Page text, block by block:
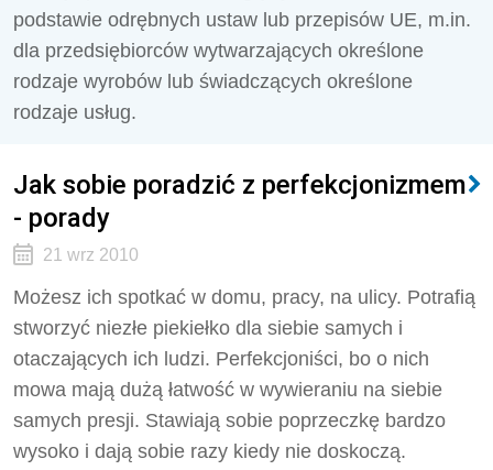
podstawie odrębnych ustaw lub przepisów UE, m.in.
dla przedsiębiorców wytwarzających określone
rodzaje wyrobów lub świadczących określone
rodzaje usług.
Jak sobie poradzić z perfekcjonizmem
- porady
21 wrz 2010
Możesz ich spotkać w domu, pracy, na ulicy. Potrafią
stworzyć niezłe piekiełko dla siebie samych i
otaczających ich ludzi. Perfekcjoniści, bo o nich
mowa mają dużą łatwość w wywieraniu na siebie
samych presji. Stawiają sobie poprzeczkę bardzo
wysoko i dają sobie razy kiedy nie doskoczą.